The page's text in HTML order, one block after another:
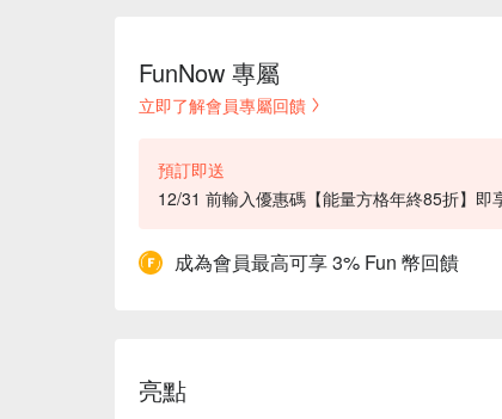
FunNow 專屬
立即了解會員專屬回饋
預訂即送
12/31 前輸入優惠碼【能量方格年終85折】即
成為會員最高可享 3% Fun 幣回饋
亮點